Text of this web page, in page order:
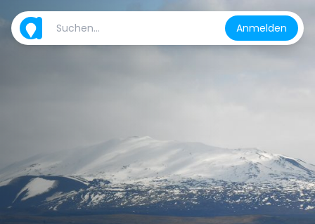
Anmelden